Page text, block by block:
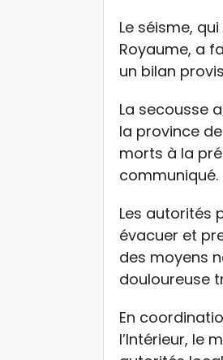
Le séisme,
Royaume, a
un bilan
La secousse
la province
morts à la
communiqué.
Les autorités
évacuer et
des moyens
douloureuse
En
l’Intérieur, le